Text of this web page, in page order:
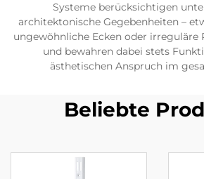
Systeme berücksichtigen
architektonische Gegebenheiten –
ungewöhnliche Ecken oder irreguläre
und bewahren dabei stets
ästhetischen Anspruch im
Beliebte